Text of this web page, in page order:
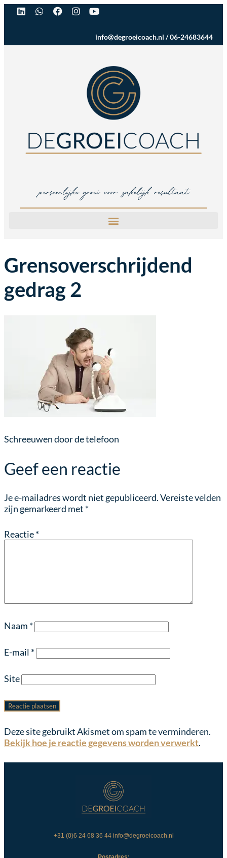
info@degroeicoach.nl /06-24683644
Grensoverschrijdend
gedrag 2
Schreeuwen door de telefoon
Geef een reactie
Je e-mailadres wordt niet gepubliceerd.Vereiste velden
zijn gemarkeerd met *
Reactie*
Naam *
E-mail *
Site
Deze site gebruikt Akismet om spam te verminderen.
Bekijk hoe je reactie gegevens worden verwerkt.
+31 (0)6 24 68 36 44 info@degroeicoach.nl